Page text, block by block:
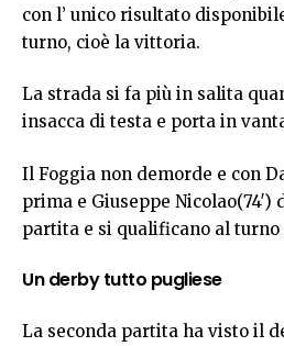
con l’ unico risultato
turno, cioè la vittoria.
La strada si fa più in salita
insacca di testa e porta in
Il Foggia non demorde e con
prima e Giuseppe
partita e si qualificano al turno
Un derby tutto pugliese
La seconda partita ha visto il